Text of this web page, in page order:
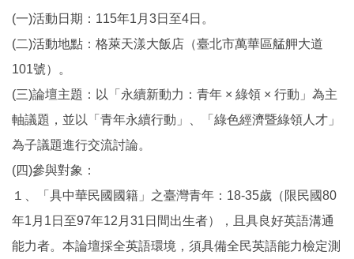
(一)活動日期：115年1月3日至4日。
(二)活動地點：格萊天漾大飯店（臺北市萬華區艋舺大道
101號）。
(三)論壇主題：以「永續新動力：青年 × 綠領 × 行動」為主
軸議題，並以「青年永續行動」、「綠色經濟暨綠領人才」
為子議題進行交流討論。
(四)參與對象：
１、「具中華民國國籍」之臺灣青年：18-35歲（限民國80
年1月1日至97年12月31日間出生者），且具良好英語溝通
能力者。本論壇採全英語環境，須具備全民英語能力檢定測